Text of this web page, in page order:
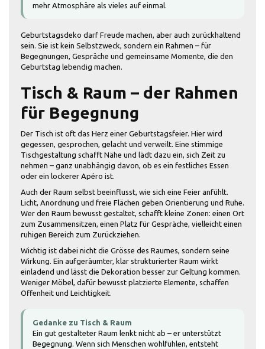
mehr Atmosphäre als vieles auf einmal.
Geburtstagsdeko darf Freude machen, aber auch zurückhaltend
sein. Sie ist kein Selbstzweck, sondern ein Rahmen – für
Begegnungen, Gespräche und gemeinsame Momente, die den
Geburtstag lebendig machen.
Tisch & Raum – der Rahmen
für Begegnung
Der Tisch ist oft das Herz einer Geburtstagsfeier. Hier wird
gegessen, gesprochen, gelacht und verweilt. Eine stimmige
Tischgestaltung schafft Nähe und lädt dazu ein, sich Zeit zu
nehmen – ganz unabhängig davon, ob es ein festliches Essen
oder ein lockerer Apéro ist.
Auch der Raum selbst beeinflusst, wie sich eine Feier anfühlt.
Licht, Anordnung und freie Flächen geben Orientierung und Ruhe.
Wer den Raum bewusst gestaltet, schafft kleine Zonen: einen Ort
zum Zusammensitzen, einen Platz für Gespräche, vielleicht einen
ruhigen Bereich zum Zurückziehen.
Wichtig ist dabei nicht die Grösse des Raumes, sondern seine
Wirkung. Ein aufgeräumter, klar strukturierter Raum wirkt
einladend und lässt die Dekoration besser zur Geltung kommen.
Weniger Möbel, dafür bewusst platzierte Elemente, schaffen
Offenheit und Leichtigkeit.
Gedanke zu Tisch & Raum
Ein gut gestalteter Raum lenkt nicht ab – er unterstützt
Begegnung. Wenn sich Menschen wohlfühlen, entsteht